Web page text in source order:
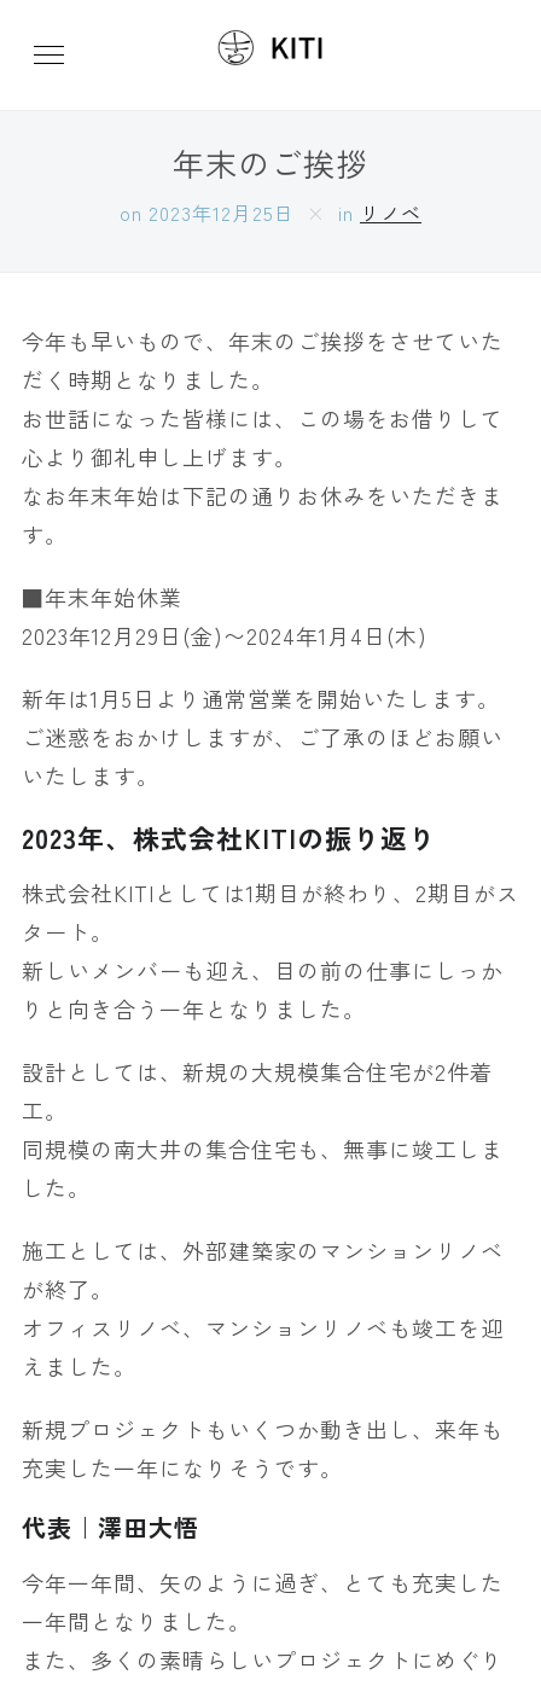
年末のご挨拶
on 2023年12月25日 in リノベ
今年も早いもので、年末のご挨拶をさせていた
だく時期となりました。
お世話になった皆様には、この場をお借りして
心より御礼申し上げます。
なお年末年始は下記の通りお休みをいただきま
す。
■年末年始休業
2023年12月29日(金)〜2024年1月4日(木)
新年は1月5日より通常営業を開始いたします。
ご迷惑をおかけしますが、ご了承のほどお願い
いたします。
2023年、株式会社KITIの振り返り
株式会社KITIとしては1期目が終わり、2期目がス
タート。
新しいメンバーも迎え、目の前の仕事にしっか
りと向き合う一年となりました。
設計としては、新規の大規模集合住宅が2件着
工。
同規模の南大井の集合住宅も、無事に竣工しま
した。
施工としては、外部建築家のマンションリノベ
が終了。
オフィスリノベ、マンションリノベも竣工を迎
えました。
新規プロジェクトもいくつか動き出し、来年も
充実した一年になりそうです。
代表｜澤田大悟
今年一年間、矢のように過ぎ、とても充実した
一年間となりました。
また、多くの素晴らしいプロジェクトにめぐり